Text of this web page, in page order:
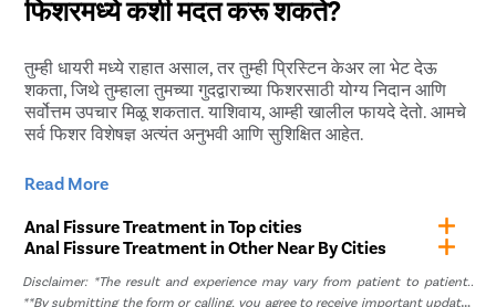
तुम्हाला 3-4 महिने लागू शकतात. जर तुम्हाला लवकर बरे व्हायचे असेल,
फिशरमध्ये कशी मदत करू शकते?
तुम्ही धायरी मध्ये राहात असाल, तर तुम्ही प्रिस्टिन केअर ला भेट देऊ
शकता, जिथे तुम्हाला तुमच्या गुदद्वाराच्या फिशरसाठी योग्य निदान आणि
सर्वोत्तम उपचार मिळू शकतात. याशिवाय, आम्ही खालील फायदे देतो. आमचे
सर्व फिशर विशेषज्ञ अत्यंत अनुभवी आणि सुशिक्षित आहेत.
तुमच्या गुदद्वाराच्या विकृतीचे मूळ कारण शोधण्यासाठी आम्ही प्रगत
शस्त्रक्रियेच्या दिवशी सर्व रूग्णांची हॉस्पिटलमध्ये ये-जा करणे सुलभ
व्हावे यासाठी आम्ही त्यांना मोफत कॅब सुविधा देतो.
Read More
Anal Fissure Treatment in Top cities
Anal Fissure Treatment in Other Near By Cities
Disclaimer: *The result and experience may vary from patient to patient..
**By submitting the form or calling, you agree to receive important updates